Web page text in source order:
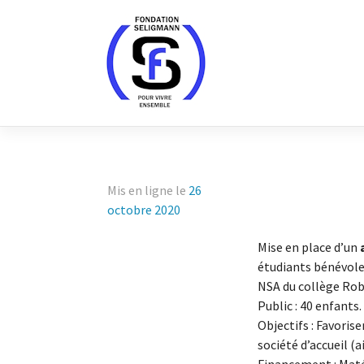
Mis en ligne le 26
octobre 2020
Mise en place d’un
étudiants
NSA du collège
Public : 40 enfants.
Objectifs :
société d’accueil